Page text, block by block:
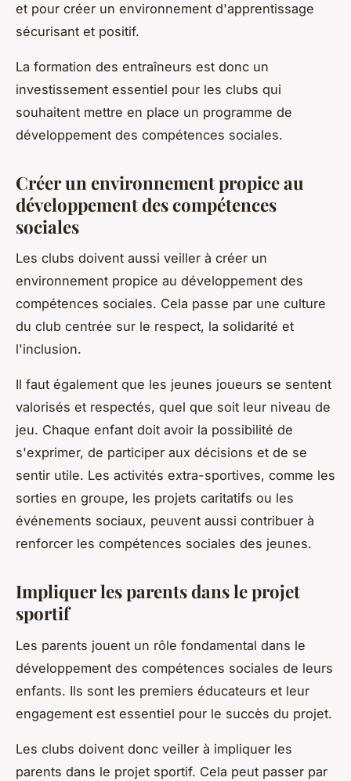
et pour créer un environnement d'apprentissage
sécurisant et positif.
La formation des entraîneurs est donc un
investissement essentiel pour les clubs qui
souhaitent mettre en place un programme de
développement des compétences sociales.
Créer un environnement propice au
développement des compétences
sociales
Les clubs doivent aussi veiller à créer un
environnement propice au développement des
compétences sociales. Cela passe par une culture
du club centrée sur le respect, la solidarité et
l'inclusion.
Il faut également que les jeunes joueurs se sentent
valorisés et respectés, quel que soit leur niveau de
jeu. Chaque enfant doit avoir la possibilité de
s'exprimer, de participer aux décisions et de se
sentir utile. Les activités extra-sportives, comme les
sorties en groupe, les projets caritatifs ou les
événements sociaux, peuvent aussi contribuer à
renforcer les compétences sociales des jeunes.
Impliquer les parents dans le projet
sportif
Les parents jouent un rôle fondamental dans le
développement des compétences sociales de leurs
enfants. Ils sont les premiers éducateurs et leur
engagement est essentiel pour le succès du projet.
Les clubs doivent donc veiller à impliquer les
parents dans le projet sportif. Cela peut passer par